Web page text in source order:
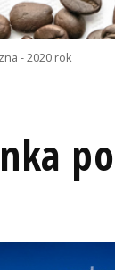
- 2020 rok